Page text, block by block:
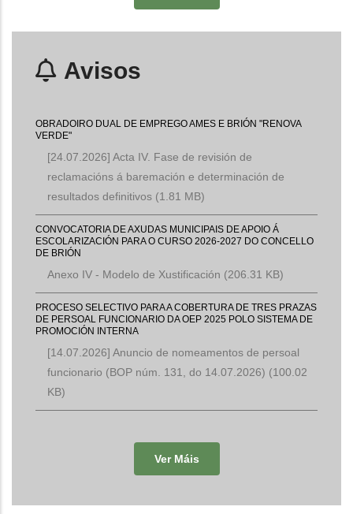
Avisos
OBRADOIRO DUAL DE EMPREGO AMES E BRIÓN "RENOVA
VERDE"
[24.07.2026] Acta IV. Fase de revisión de
reclamacións á baremación e determinación de
resultados definitivos (1.81 MB)
CONVOCATORIA DE AXUDAS MUNICIPAIS DE APOIO Á
ESCOLARIZACIÓN PARA O CURSO 2026-2027 DO CONCELLO
DE BRIÓN
Anexo IV - Modelo de Xustificación (206.31 KB)
PROCESO SELECTIVO PARA A COBERTURA DE TRES PRAZAS
DE PERSOAL FUNCIONARIO DA OEP 2025 POLO SISTEMA DE
PROMOCIÓN INTERNA
[14.07.2026] Anuncio de nomeamentos de persoal
funcionario (BOP núm. 131, do 14.07.2026) (100.02
KB)
Ver Máis